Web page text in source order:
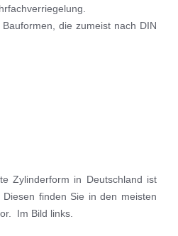
die zumeist nach DIN
Zylinderform in Deutschland ist
finden Sie in den meisten
Im Bild links.